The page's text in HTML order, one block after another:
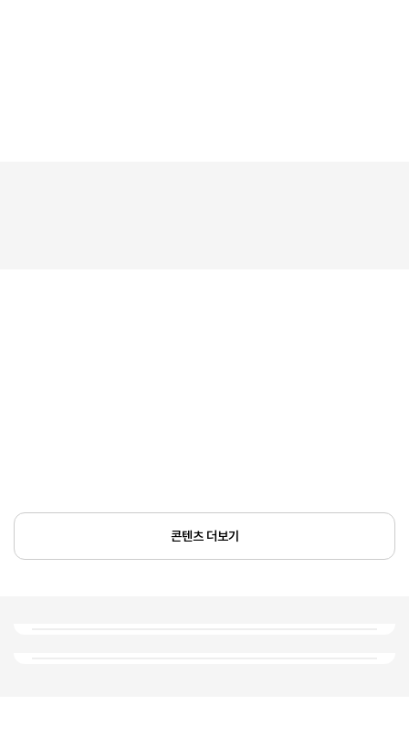
콘텐츠 더보기